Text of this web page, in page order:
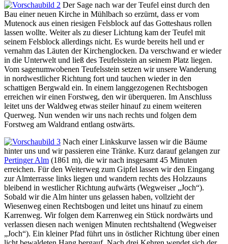
Der Sage nach war der Teufel einst durch den
Bau einer neuen Kirche in Mühlbach so erzürnt, dass er vom
Mutenock aus einen riesigen Felsblock auf das Gotteshaus rollen
lassen wollte. Weiter als zu dieser Lichtung kam der Teufel mit
seinem Felsblock allerdings nicht. Es wurde bereits hell und er
vernahm das Läuten der Kirchenglocken. Da verschwand er wieder
in die Unterwelt und ließ des Teufelsstein an seinem Platz liegen.
Vom sagenumwobenen Teufelsstein setzen wir unsere Wanderung
in nordwestlicher Richtung fort und tauchen wieder in den
schattigen Bergwald ein. In einem langgezogenen Rechtsbogen
erreichen wir einen Forstweg, den wir überqueren. Im Anschluss
leitet uns der Waldweg etwas steiler hinauf zu einem weiteren
Querweg. Nun wenden wir uns nach rechts und folgen dem
Forstweg am Waldrand entlang ostwärts.
Nach einer Linkskurve lassen wir die Bäume
hinter uns und wir passieren eine Tränke. Kurz darauf gelangen zur
Pertinger Alm (1861 m), die wir nach insgesamt 45 Minuten
erreichen. Für den Weiterweg zum Gipfel lassen wir den Eingang
zur Almterrasse links liegen und wandern rechts des Holzzauns
bleibend in westlicher Richtung aufwärts (Wegweiser „Joch“).
Sobald wir die Alm hinter uns gelassen haben, vollzieht der
Wiesenweg einen Rechtsbogen und leitet uns hinauf zu einem
Karrenweg. Wir folgen dem Karrenweg ein Stück nordwärts und
verlassen diesen nach wenigen Minuten rechtshaltend (Wegweiser
„Joch“). Ein kleiner Pfad führt uns in östlicher Richtung über einen